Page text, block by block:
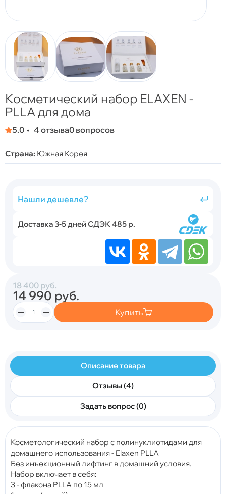
Косметический набор ELAXEN -
PLLA для дома
5.0 4 отзыва0 вопросов
Страна: Южная Корея
Нашли дешевле?
Доставка 3-5 дней СДЭК 485 р.
18 400руб.
14 990 руб.
Купить
Описание товара
Отзывы (4)
Задать вопрос (0)
Косметологический набор с полинуклиотидами для
домашнего использования - Elaxen PLLA
Без инъекционный лифтинг в домашний условия.
Набор включает в себя:
3 - флакона PLLA по 15 мл